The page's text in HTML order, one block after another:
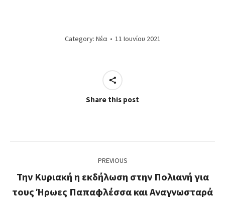
Category: Νέα 11 Ιουνίου 2021
Share this post
navigation
PREVIOUS
Previous
post:
Την Κυριακή η εκδήλωση στην Πολιανή για
τους Ήρωες Παπαφλέσσα και Αναγνωσταρά